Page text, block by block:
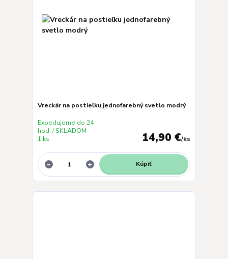
Vreckár na postieľku jednofarebný svetlo modrý
14,90 €/ks
Expedujeme do 24
hod. / SKLADOM
1 ks
Kúpiť